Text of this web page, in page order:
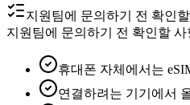
지원팀에 문의하기 전 확인
지원팀에 문의하기 전 확인할 사
휴대폰 자체에서는
연결하려는 기기에서